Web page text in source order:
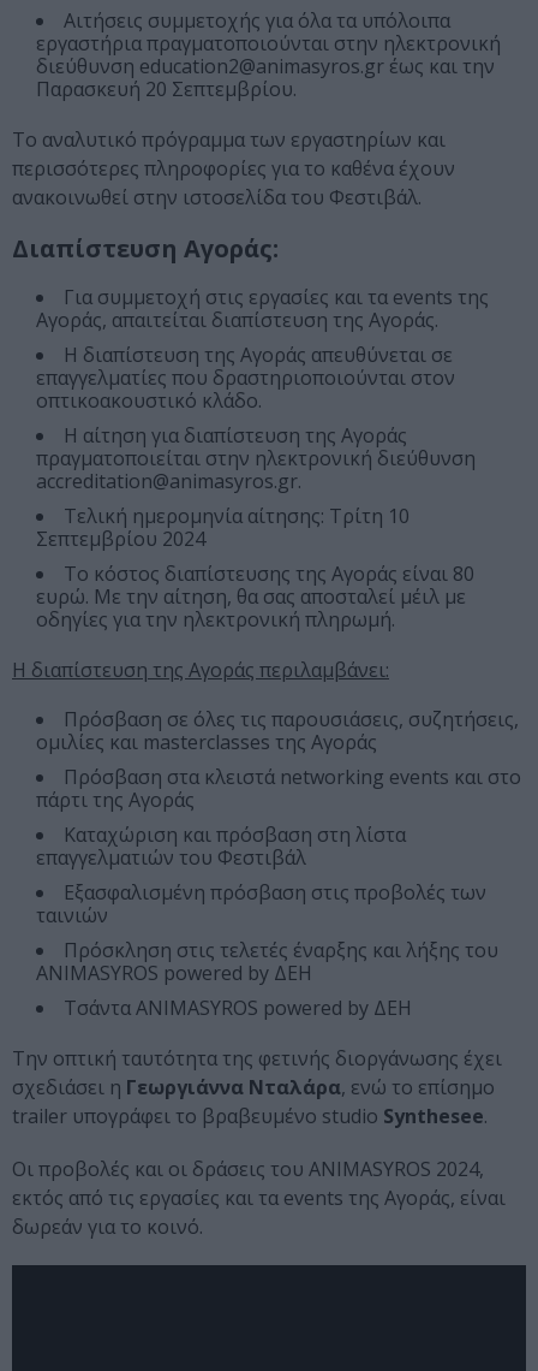
Αιτήσεις συμμετοχής για όλα τα υπόλοιπα
εργαστήρια πραγματοποιούνται στην ηλεκτρονική
διεύθυνση education2@animasyros.gr έως και την
Παρασκευή 20 Σεπτεμβρίου.
Το αναλυτικό πρόγραμμα των εργαστηρίων και
περισσότερες πληροφορίες για το καθένα έχουν
ανακοινωθεί στην ιστοσελίδα του Φεστιβάλ.
Διαπίστευση Αγοράς:
Για συμμετοχή στις εργασίες και τα events της
Αγοράς, απαιτείται διαπίστευση της Αγοράς.
Η διαπίστευση της Αγοράς απευθύνεται σε
επαγγελματίες που δραστηριοποιούνται στον
οπτικοακουστικό κλάδο.
Η αίτηση για διαπίστευση της Αγοράς
πραγματοποιείται στην ηλεκτρονική διεύθυνση
accreditation@animasyros.gr.
Τελική ημερομηνία αίτησης: Τρίτη 10
Σεπτεμβρίου 2024
Το κόστος διαπίστευσης της Αγοράς είναι 80
ευρώ. Με την αίτηση, θα σας αποσταλεί μέιλ με
οδηγίες για την ηλεκτρονική πληρωμή.
Η διαπίστευση της Αγοράς περιλαμβάνει:
Πρόσβαση σε όλες τις παρουσιάσεις, συζητήσεις,
ομιλίες και masterclasses της Αγοράς
Πρόσβαση στα κλειστά networking events και στο
πάρτι της Αγοράς
Καταχώριση και πρόσβαση στη λίστα
επαγγελματιών του Φεστιβάλ
Εξασφαλισμένη πρόσβαση στις προβολές των
ταινιών
Πρόσκληση στις τελετές έναρξης και λήξης του
ANIMASYROS powered by ΔΕΗ
Τσάντα ANIMASYROS powered by ΔΕΗ
Την οπτική ταυτότητα της φετινής διοργάνωσης έχει
σχεδιάσει η Γεωργιάννα Νταλάρα, ενώ το επίσημο
trailer υπογράφει το βραβευμένο studio Synthesee.
Οι προβολές και οι δράσεις του ANIMASYROS 2024,
εκτός από τις εργασίες και τα events της Αγοράς, είναι
δωρεάν για το κοινό.